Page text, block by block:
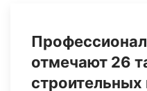
отмечают 26